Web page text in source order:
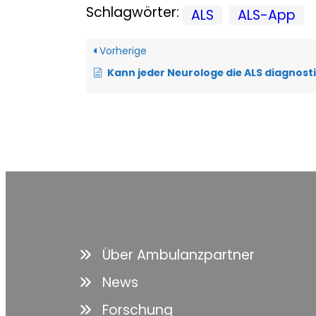
Schlagwörter: ALS ALS-App
Vorherige
Kann jeder Neurologe die ALS
Über Ambulanzpartner
News
Forschung